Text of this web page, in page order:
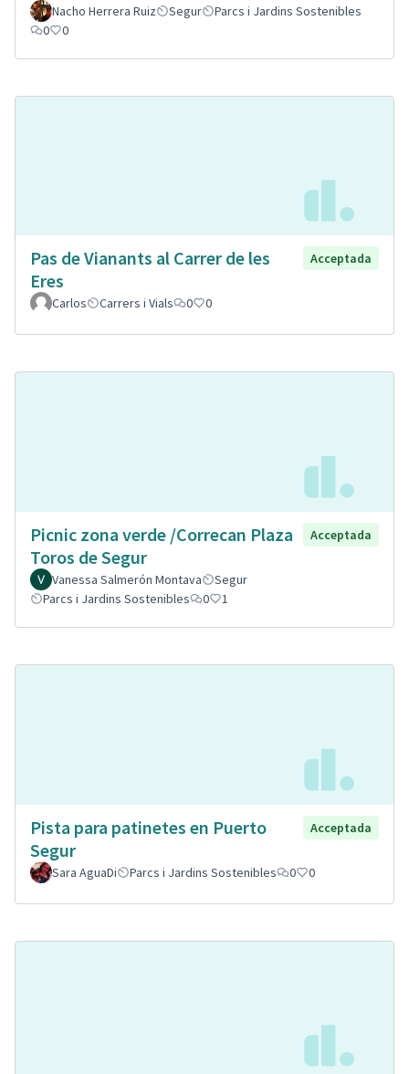
Nacho Herrera Ruiz
Segur
Parcs i Jardins Sostenibles
0
0
Pas de Vianants al Carrer de les
Eres
Acceptada
Carlos Carrers i Vials 0 0
Picnic zona verde /Correcan Plaza
Toros de Segur
Acceptada
Vanessa Salmerón Montava
Segur
Parcs i Jardins Sostenibles
0 1
Pista para patinetes en Puerto
Segur
Acceptada
Sara AguaDi Parcs i Jardins Sostenibles 0 0